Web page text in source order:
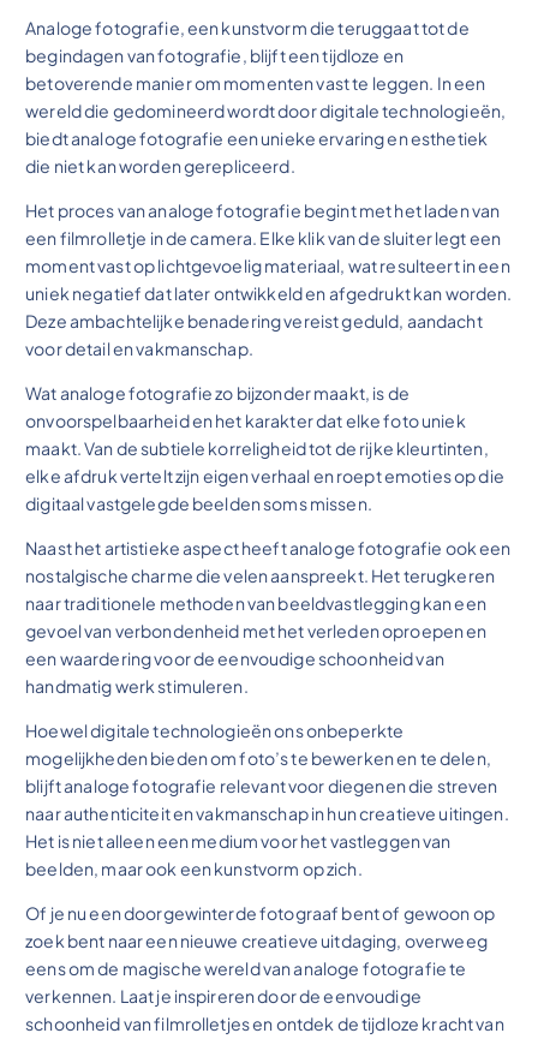
Analoge fotografie, een kunstvorm die teruggaat tot de
begindagen van fotografie, blijft een tijdloze en
betoverende manier om momenten vast te leggen. In een
wereld die gedomineerd wordt door digitale technologieën,
biedt analoge fotografie een unieke ervaring en esthetiek
die niet kan worden gerepliceerd.
Het proces van analoge fotografie begint met het laden van
een filmrolletje in de camera. Elke klik van de sluiter legt een
moment vast op lichtgevoelig materiaal, wat resulteert in een
uniek negatief dat later ontwikkeld en afgedrukt kan worden.
Deze ambachtelijke benadering vereist geduld, aandacht
voor detail en vakmanschap.
Wat analoge fotografie zo bijzonder maakt, is de
onvoorspelbaarheid en het karakter dat elke foto uniek
maakt. Van de subtiele korreligheid tot de rijke kleurtinten,
elke afdruk vertelt zijn eigen verhaal en roept emoties op die
digitaal vastgelegde beelden soms missen.
Naast het artistieke aspect heeft analoge fotografie ook een
nostalgische charme die velen aanspreekt. Het terugkeren
naar traditionele methoden van beeldvastlegging kan een
gevoel van verbondenheid met het verleden oproepen en
een waardering voor de eenvoudige schoonheid van
handmatig werk stimuleren.
Hoewel digitale technologieën ons onbeperkte
mogelijkheden bieden om foto’s te bewerken en te delen,
blijft analoge fotografie relevant voor diegenen die streven
naar authenticiteit en vakmanschap in hun creatieve uitingen.
Het is niet alleen een medium voor het vastleggen van
beelden, maar ook een kunstvorm op zich.
Of je nu een doorgewinterde fotograaf bent of gewoon op
zoek bent naar een nieuwe creatieve uitdaging, overweeg
eens om de magische wereld van analoge fotografie te
verkennen. Laat je inspireren door de eenvoudige
schoonheid van filmrolletjes en ontdek de tijdloze kracht van